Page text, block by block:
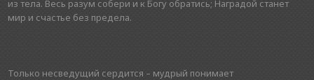
из тела. Весь разум собери и к Богу обратись; Наградой станет
мир и счастье без предела.
Только несведущий сердится – мудрый понимает